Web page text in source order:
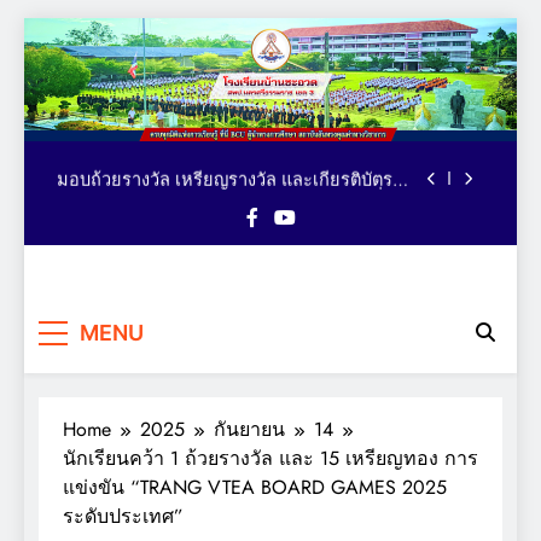
Skip
to
content
ตารางอาหารกลางวัน โรงเรียนบ้านชะอวด วัน
ที่ 3-7 สิงหาคม 2569
คณะผู้บริหาร เยี่ยม ติดตาม ให้กำลังใจ การจัด
กิจกรรมเทควันโด ของนักเรียนหลักสูตรภาษา
อังกฤษ MEP : Bancha-uat School
นักเรียนคว้าเหรียญรางวัล รายการ MATH
QUICK THAILAND CHAMPIONSHIP 2026
ระดับประเทศ
มอบถ้วยรางวัล เหรียญรางวัล และเกียรติบัตร
แก่นักเรียน รายการมหกรรมกีฬาวิชาการเพื่อ
การศึกษาระดับประเทศ VTEA V-UP+ SUPREME
ตารางอาหารกลางวัน โรงเรียนบ้านชะอวด วัน
ที่ 3-7 สิงหาคม 2569
อังกฤษ MEP : Bancha-uat School
นักเรียนคว้าเหรียญรางวัล รายการ MATH
QUICK THAILAND CHAMPIONSHIP 2026
ระดับประเทศ
มอบถ้วยรางวัล เหรียญรางวัล และเกียรติบัตร
การศึกษาระดับประเทศ VTEA V-UP+ SUPREME
KST LOGIC GAMES 2026
ตารางอาหารกลางวัน โรงเรียนบ้านชะอวด วัน
ที่ 3-7 สิงหาคม 2569
บ้านชะอวด
MENU
Home 2025 กันยายน
14
นักเรียนคว้า 1 ถ้วยรางวัล และ 15 เหรียญทอง การ
แข่งขัน “TRANG VTEA BOARD GAMES 2025
ระดับประเทศ”